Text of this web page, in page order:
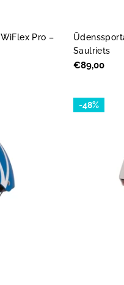
Pro –
Saulriets
Parastā
€89,00
-48%